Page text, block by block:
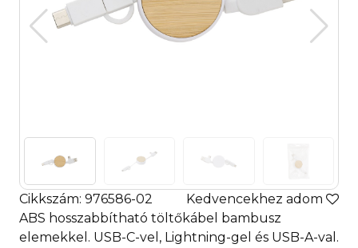
Cikkszám: 976586-02
Kedvencekhez adom
ABS hosszabbítható töltőkábel bambusz
elemekkel. USB-C-vel, Lightning-gel és USB-A-val.